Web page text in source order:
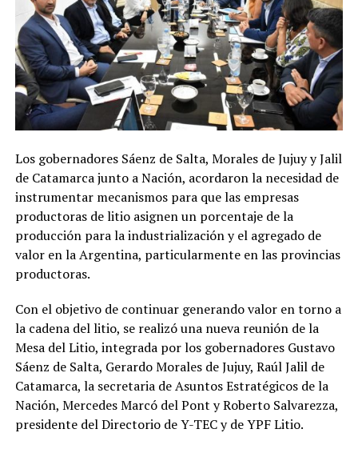
Los gobernadores Sáenz de Salta, Morales de Jujuy y Jalil
de Catamarca junto a Nación, acordaron la necesidad de
instrumentar mecanismos para que las empresas
productoras de litio asignen un porcentaje de la
producción para la industrialización y el agregado de
valor en la Argentina, particularmente en las provincias
productoras.
Con el objetivo de continuar generando valor en torno a
la cadena del litio, se realizó una nueva reunión de la
Mesa del Litio, integrada por los gobernadores Gustavo
Sáenz de Salta, Gerardo Morales de Jujuy, Raúl Jalil de
Catamarca, la secretaria de Asuntos Estratégicos de la
Nación, Mercedes Marcó del Pont y Roberto Salvarezza,
presidente del Directorio de Y-TEC y de YPF Litio.